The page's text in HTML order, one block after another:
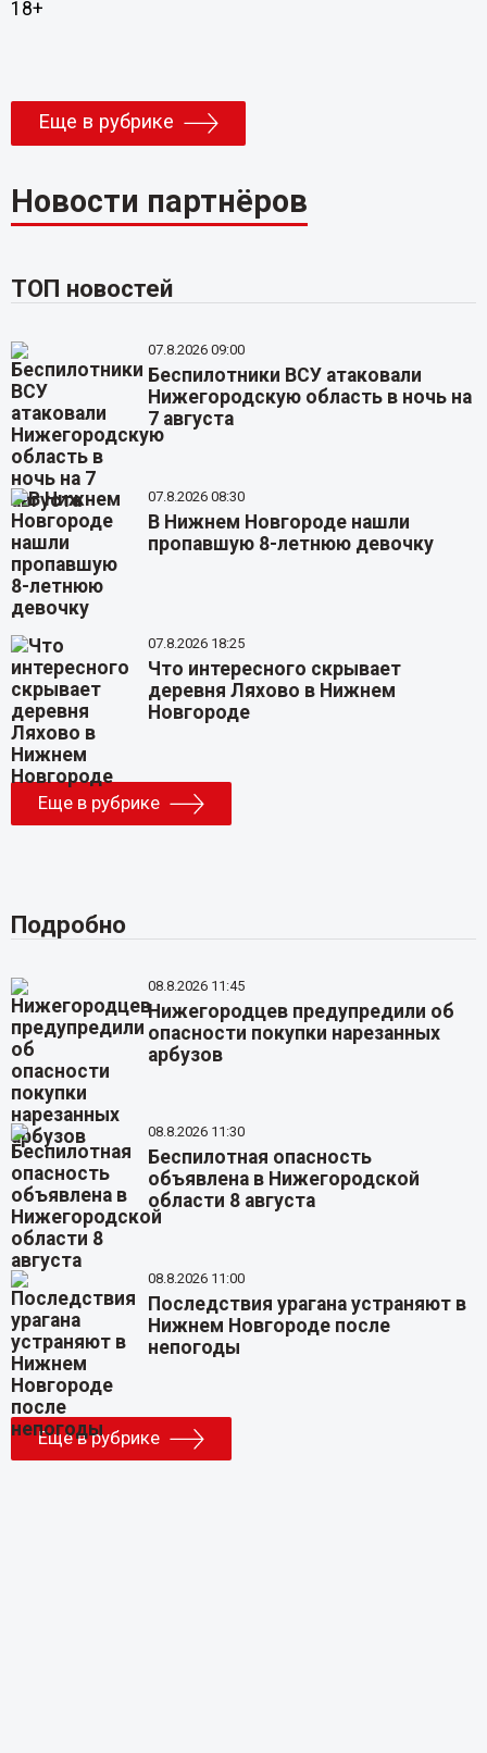
18+
Еще в рубрике
Новости партнёров
ТОП новостей
07.8.2026 09:00
Беспилотники ВСУ атаковали
Нижегородскую область в ночь на
7 августа
07.8.2026 08:30
В Нижнем Новгороде нашли
пропавшую 8-летнюю девочку
07.8.2026 18:25
Что интересного скрывает
деревня Ляхово в Нижнем
Новгороде
Еще в рубрике
Подробно
08.8.2026 11:45
Нижегородцев предупредили об
опасности покупки нарезанных
арбузов
08.8.2026 11:30
Беспилотная опасность
объявлена в Нижегородской
области 8 августа
08.8.2026 11:00
Последствия урагана устраняют в
Нижнем Новгороде после
непогоды
Еще в рубрике